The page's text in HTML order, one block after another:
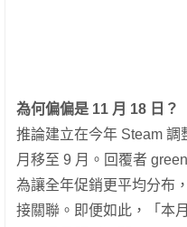
為何偏偏是 11 月 18 日？
推論建立在今年 Steam
月移至 9 月。回覆者
為讓全年促銷更平均分布
接關聯。即便如此，「本